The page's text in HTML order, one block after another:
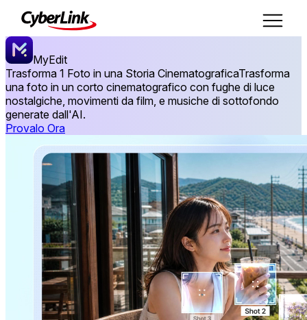
MyEdit
Trasforma 1 Foto in una Storia CinematograficaTrasforma
una foto in un corto cinematografico con fughe di luce
nostalgiche, movimenti da film, e musiche di sottofondo
generate dall'AI.
Provalo Ora